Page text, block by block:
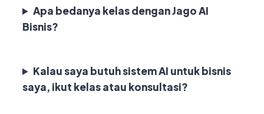
Apa bedanya kelas dengan Jago AI
Bisnis?
Kalau saya butuh sistem AI untuk bisnis
saya, ikut kelas atau konsultasi?